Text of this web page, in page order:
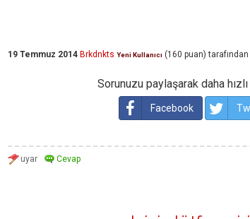
19 Temmuz 2014 Brkdnkts Yeni Kullanıcı (160 puan) tarafından
Sorunuzu paylaşarak daha
Facebook